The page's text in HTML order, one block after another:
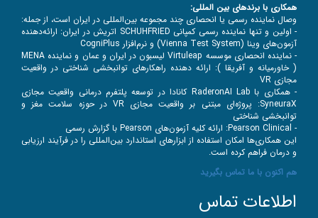
همکاری با برندهای بین‌ المللی:
وصال نماینده رسمی یا انحصاری چند مجموعه بین‌المللی در ایران است، از جمله:
- اولین و تنها نماینده رسمی کمپانی
SCHUHFRIED اتریش در ایران: ارائه‌دهنده
آزمون‌های وینا (Vienna Test System) و نرم‌افزار CogniPlus
- نماینده انحصاری موسسه Virtuleap لیسبون در ایران و عمان و نماینده MENA
( خاورمیانه و آفریقا ): ارائه دهنده راهکارهای توانبخشی شناختی در واقعیت
مجازی VR
- همکاری با RaderonAI Lab کانادا در توسعه پلتفرم درمانی واقعیت مجازی
SyneuraX: پروژه‌ای مبتنی بر واقعیت مجازی VR در حوزه سلامت مغز و
توانبخشی شناختی
- Pearson Clinical: ارائه کلیه آزمون‌های Pearson با گزارش رسمی
این همکاری‌ها امکان استفاده از ابزارهای استاندارد بین‌المللی را در فرآیند ارزیابی
و درمان فراهم کرده است.
هم اکنون با ما تماس بگیرید
اطلاعات تماس